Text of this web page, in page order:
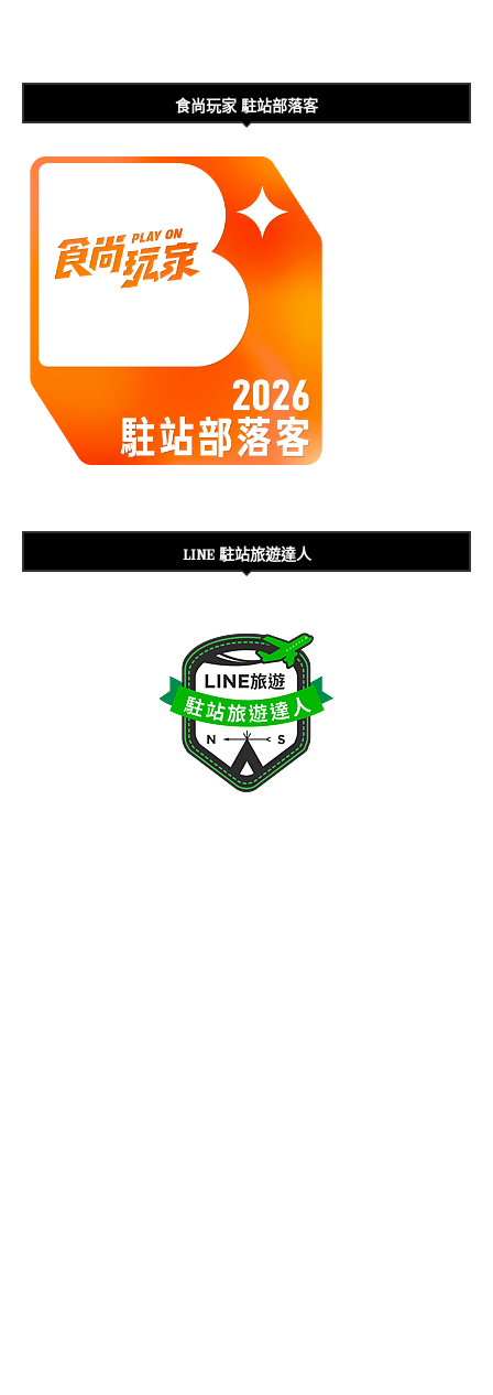
食尚玩家 駐站部落客
LINE 駐站旅遊達人